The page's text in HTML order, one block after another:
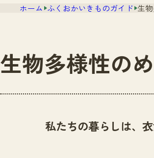
ホーム ふくおかいきものガイド 生
生物多様性の
私たちの暮らしは、